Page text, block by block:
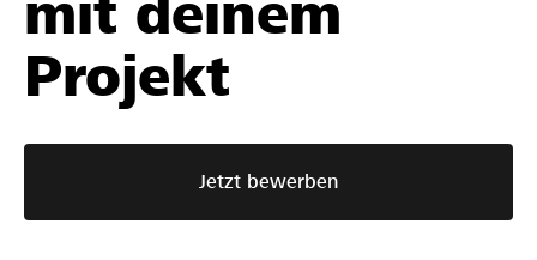
mit deinem
Projekt
Jetzt bewerben